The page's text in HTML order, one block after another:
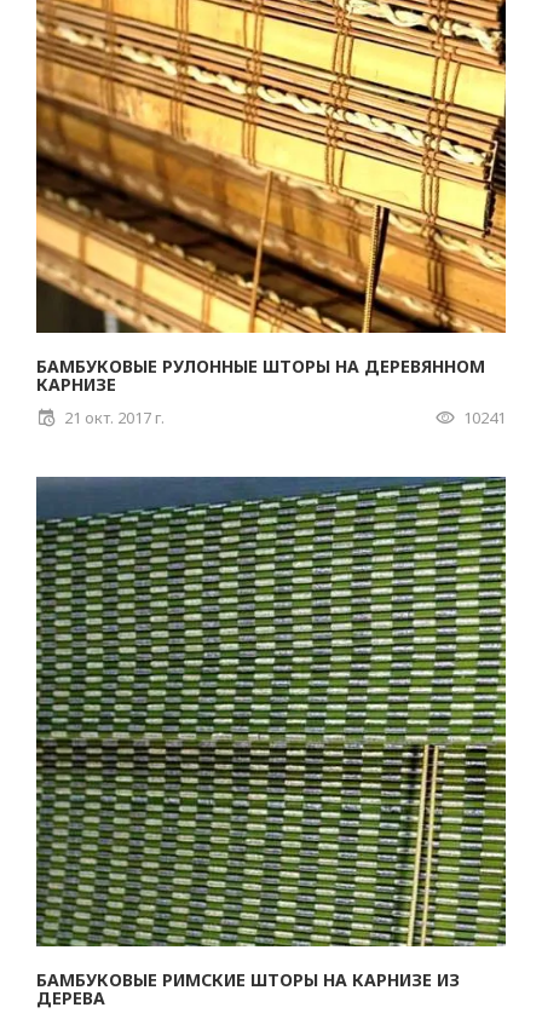
БАМБУКОВЫЕ РУЛОННЫЕ ШТОРЫ НА ДЕРЕВЯННОМ
КАРНИЗЕ
21 окт. 2017 г. 10241
БАМБУКОВЫЕ РИМСКИЕ ШТОРЫ НА КАРНИЗЕ ИЗ
ДЕРЕВА